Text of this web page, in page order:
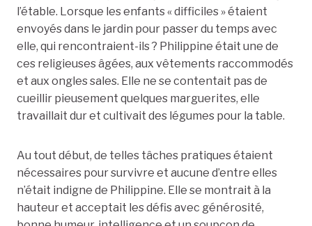
l’étable. Lorsque les enfants « difficiles » étaient
envoyés dans le jardin pour passer du temps avec
elle, qui rencontraient-ils ? Philippine était une de
ces religieuses âgées, aux vêtements raccommodés
et aux ongles sales. Elle ne se contentait pas de
cueillir pieusement quelques marguerites, elle
travaillait dur et cultivait des légumes pour la table.
Au tout début, de telles tâches pratiques étaient
nécessaires pour survivre et aucune d’entre elles
n’était indigne de Philippine. Elle se montrait à la
hauteur et acceptait les défis avec générosité,